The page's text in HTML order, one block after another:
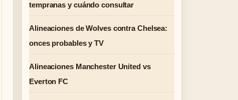
tempranas y cuándo consultar
Alineaciones de Wolves contra Chelsea:
onces probables y TV
Alineaciones Manchester United vs
Everton FC